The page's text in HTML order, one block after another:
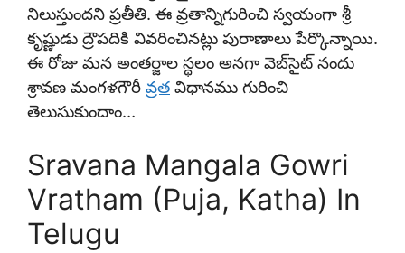
నిలుస్తుందని ప్రతీతి. ఈ వ్రతాన్నిగురించి స్వయంగా శ్రీ
కృష్ణుడు ద్రౌపదికి వివరించినట్లు పురాణాలు పేర్కొన్నాయి.
ఈ రోజు మన అంతర్జాల స్థలం అనగా వెబ్‌సైట్ నందు
శ్రావణ మంగళగౌరీ వ్రత విధానము గురించి
తెలుసుకుందాం…
Sravana Mangala Gowri
Vratham (Puja, Katha) In
Telugu